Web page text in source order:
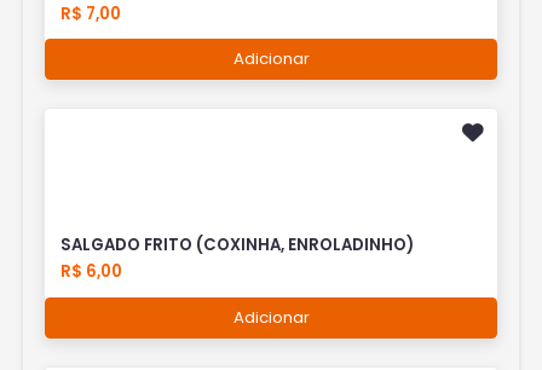
R$ 7,00
Adicionar
SALGADO FRITO (COXINHA, ENROLADINHO)
R$ 6,00
Adicionar